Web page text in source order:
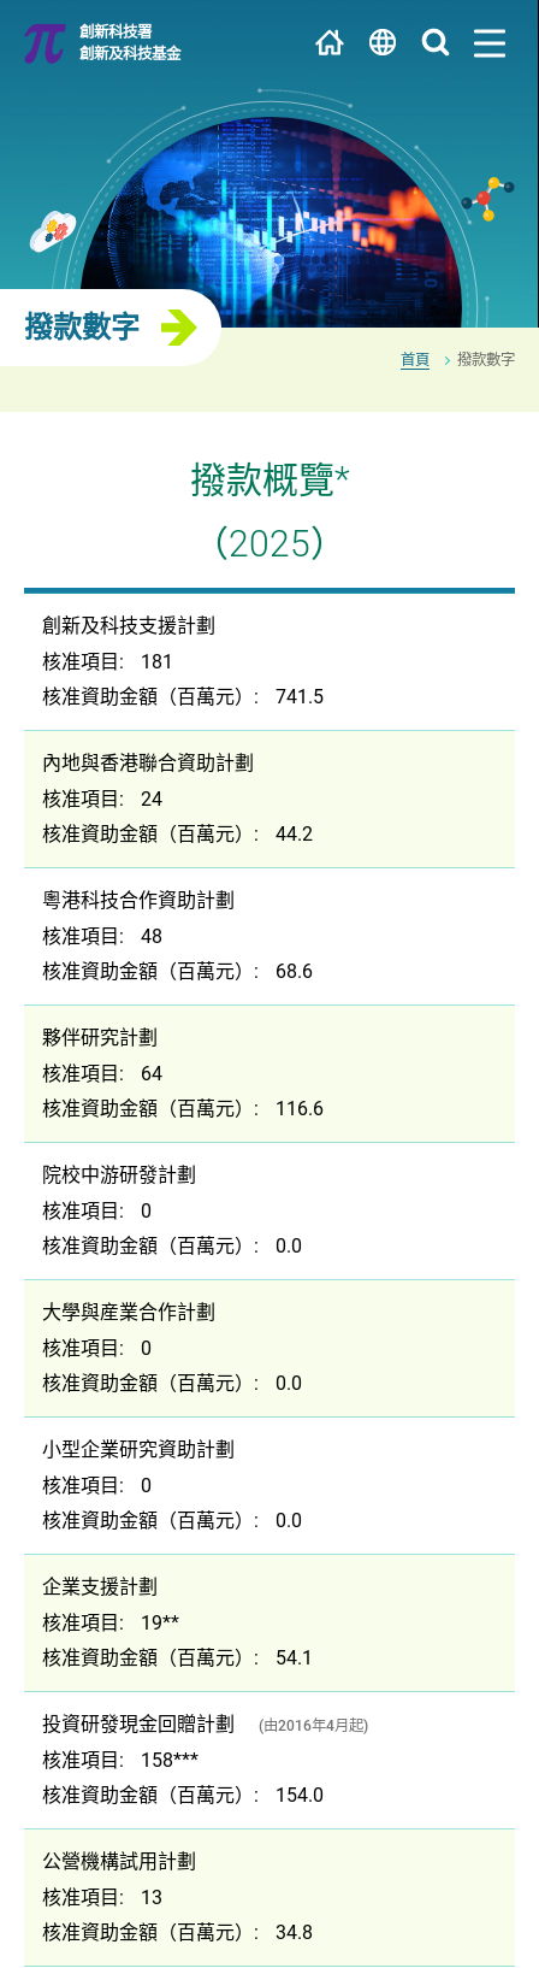
創新科技署
創新及科技基金
EN
撥款數字
首頁 撥款數字
撥款概覽*
（2025）
創新及科技支援計劃
核准項目:
181
核准資助金額（百萬元）:
741.5
內地與香港聯合資助計劃
核准項目:
24
核准資助金額（百萬元）:
44.2
粵港科技合作資助計劃
核准項目:
48
核准資助金額（百萬元）:
68.6
夥伴研究計劃
核准項目:
64
核准資助金額（百萬元）:
116.6
院校中游研發計劃
核准項目:
0
核准資助金額（百萬元）:
0.0
大學與産業合作計劃
核准項目:
0
核准資助金額（百萬元）:
0.0
小型企業研究資助計劃
核准項目:
0
核准資助金額（百萬元）:
0.0
企業支援計劃
核准項目:
19**
核准資助金額（百萬元）:
54.1
投資研發現金回贈計劃 (由2016年4月起)
核准項目:
158***
核准資助金額（百萬元）:
154.0
公營機構試用計劃
核准項目:
13
核准資助金額（百萬元）:
34.8
研發中心
大學 / 科研機構
企業 / 初創企業 / 創科加速器